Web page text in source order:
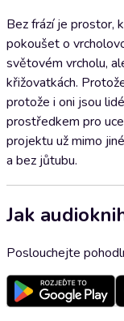
Bez frází je prostor,
pokoušet o
světovém vrcholu,
křižovatkách.
protože i oni jsou
prostředkem pro
projektu už mimo
a bez jůtubu.
Jak
Poslouchejte